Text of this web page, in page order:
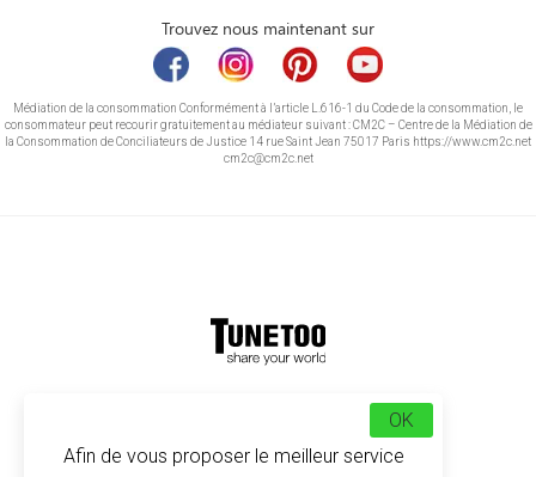
Trouvez nous maintenant sur
Médiation de la consommation Conformément à l’article L.616-1 du Code de la consommation, le
consommateur peut recourir gratuitement au médiateur suivant : CM2C – Centre de la Médiation de
la Consommation de Conciliateurs de Justice 14 rue Saint Jean 75017 Paris https://www.cm2c.net
cm2c@cm2c.net
Afin de vous proposer le meilleur service
OK